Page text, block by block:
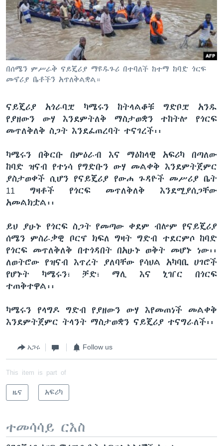
ቋንቋዎች
በሰሜን ምሥራቅ ናይጄሪያ ማዩዱጉሪ በተባለች ከተማ ከባድ ጎርፍ
መኖሪያ ቤቶችን አጥለቅልቋል።
ናይጄሪያ አጎራባቿ ካሜሩን ከትላልቆቹ ግድቦቿ አንዱ
የያዘውን ውሃ እንደምትለቅ ማስታወቋን ተከትሎ የጎርፍ
መጥለቅለቅ ስጋት እንደፈጠረባት ተናገረች፡፡
ካሜሩን በቅርቡ በምዕራብ እና ማዕከላዊ አፍሪካ በጣለው
ከባድ ዝናብ የተነሳ የግድቡን ውሃ መልቀቅ እንደምትጀምር
ያስታወቀች ሲሆን የናይጄሪያ የውሐ ጉዳዮች መሥሪያ ቤት
11 ግዛቶች የጎርፍ መጥለቅለቅ እንደሚያሰጋቸው
አመልክቷል፡፡
ይህ ያሁኑ የጎርፍ ስጋት የመጣው ቀደም ብሎም የናይጄሪያ
ሰሜን ምስራቃዊ ቦርኖ ክፍለ ግዛት ግድብ ተደርምሶ ከባድ
የጎርፍ መጥለቅለቅ በተጎዳበት በአሁኑ ወቅት መሆኑ ነው፡፡
ለወትሮው የዝናብ እጥረት ያለባቸው የሳህል አካባቢ ሀገሮች
የሆኑት ካሜሩን፣ ቻድ፣ ማሊ እና ኒዠር በጎርፍ
ተጠቅተዋል፡፡
ካሜሩን የላግዶ ግድብ የያዘውን ውሃ እየመጠነች መልቀቅ
እንደምትጀምር ትላንት ማስታወቋን ናይጄሪያ ተናግራለች፡፡
አጋሩ Follow us
This item is part of
ዜና አፍሪካ
ተመሳሳይ ርእስ